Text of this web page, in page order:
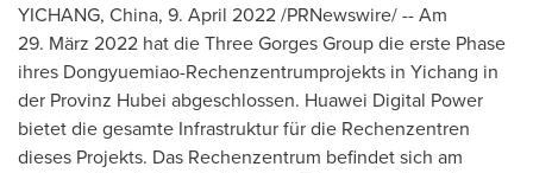
YICHANG, China, 9. April 2022/PRNewswire/ -- Am
29. März 2022 hat die Three Gorges Group die erste Phase
ihres Dongyuemiao-Rechenzentrumprojekts in Yichang in
der Provinz Hubei abgeschlossen. Huawei Digital Power
bietet die gesamte Infrastruktur für die Rechenzentren
dieses Projekts. Das Rechenzentrum befindet sich am